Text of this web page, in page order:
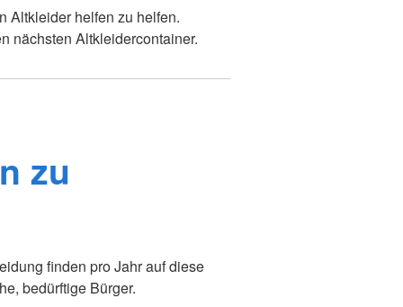
Altkleider helfen zu helfen.
nächsten Altkleidercontainer.
zu
finden pro Jahr auf diese
bedürftige Bürger.